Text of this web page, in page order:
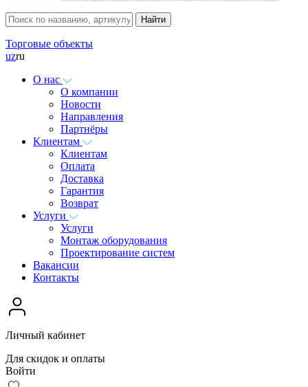
Торговые объекты
uzru
О нас
О компании
Новости
Направления
Партнёры
Клиентам
Клиентам
Оплата
Доставка
Гарантия
Возврат
Услуги
Услуги
Монтаж оборудования
Проектирование систем
Вакансии
Контакты
Личный кабинет
Для скидок и оплаты
Войти